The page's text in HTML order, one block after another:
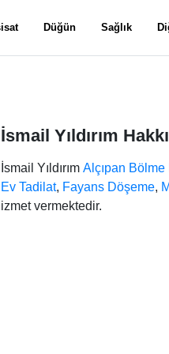
Düğün Sağlık
İsmail Yıldırım
İsmail Yıldırım Alçıpan Bölme
Ev Tadilat, Fayans Döşeme,
izmet vermektedir.